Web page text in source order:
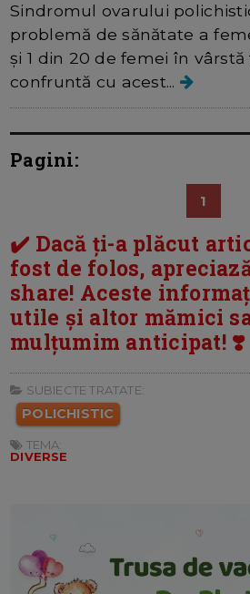
Sindromul ovarului
problemă de sănătate a
și 1 din 20 de femei în vârstă
confruntă cu acest...
Pagini:
1
✔️ Dacă ți-a plăcut
fost de folos,
share! Aceste
utile și altor mămici
mulțumim anticipat! ❣️
SUBIECTE TRATATE:
POLICHISTIC
TEMA:
DIVERSE